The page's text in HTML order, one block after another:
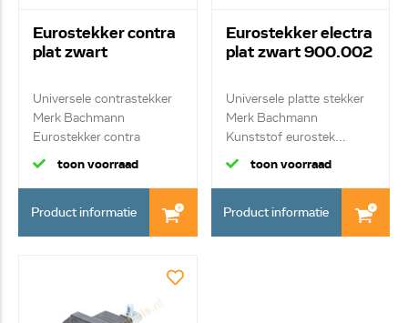
Eurostekker contra
plat zwart
Universele contrastekker
Merk Bachmann
Eurostekker contra
toon voorraad
Product informatie
Eurostekker electra
plat zwart 900.002
Universele platte stekker
Merk Bachmann
Kunststof eurostek...
toon voorraad
Product informatie